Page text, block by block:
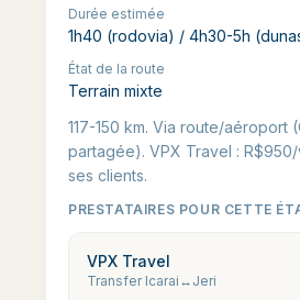
Durée estimée
1h40 (rodovia) / 4h30-5h
État de la route
Terrain mixte
117-150 km. Via route/
partagée). VPX Travel :
ses clients.
PRESTATAIRES POUR CETTE
VPX Travel
Transfer Icarai↔Jeri